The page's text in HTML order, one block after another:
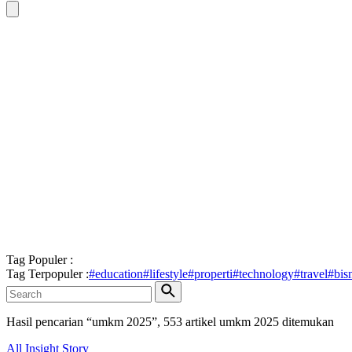
Tag Populer :
Tag Terpopuler :#education#lifestyle#properti#technology#travel#
Hasil pencarian “umkm 2025”, 553 artikel umkm 2025 ditemukan
All Insight Story